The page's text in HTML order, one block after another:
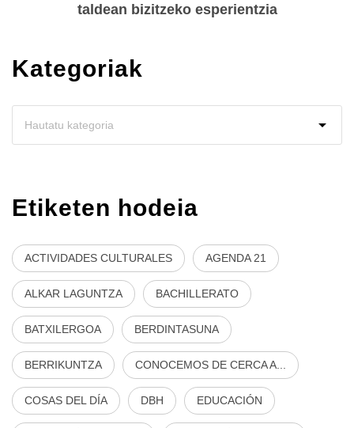
taldean bizitzeko esperientzia
Kategoriak
Etiketen hodeia
ACTIVIDADES CULTURALES AGENDA 21
ALKAR LAGUNTZA BACHILLERATO
BATXILERGOA BERDINTASUNA
BERRIKUNTZA CONOCEMOS DE CERCA A...
COSAS DEL DÍA DBH EDUCACIÓN